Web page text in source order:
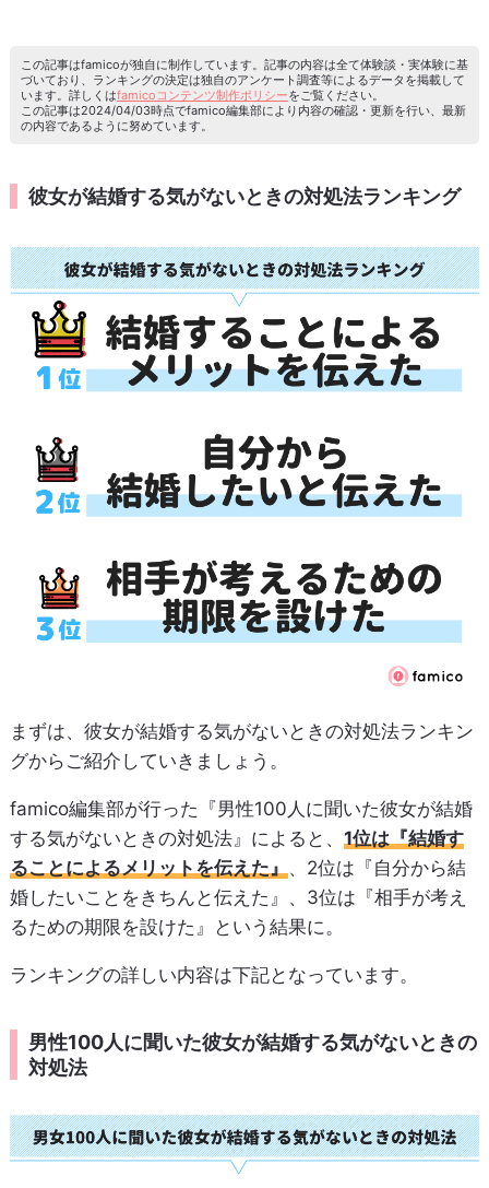
この記事はfamicoが独自に制作しています。記事の内容は全て体験談・実体験に基
づいており、ランキングの決定は独自のアンケート調査等によるデータを掲載して
います。詳しくはfamicoコンテンツ制作ポリシーをご覧ください。
この記事は2024/04/03時点でfamico編集部により内容の確認・更新を行い、最新
の内容であるように努めています。
彼女が結婚する気がないときの対処法ランキング
まずは、彼女が結婚する気がないときの対処法ランキン
グからご紹介していきましょう。
famico編集部が行った『男性100人に聞いた彼女が結婚
する気がないときの対処法』によると、 1位は『結婚す
ることによるメリットを伝えた』、2位は『自分から結
婚したいことをきちんと伝えた』、3位は『相手が考え
るための期限を設けた』という結果に。
ランキングの詳しい内容は下記となっています。
男性100人に聞いた彼女が結婚する気がないときの
対処法